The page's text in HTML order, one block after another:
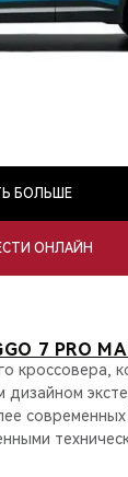
БОЛЬШЕ
ОНЛАЙН
7 PRO
кроссовера,
дизайном